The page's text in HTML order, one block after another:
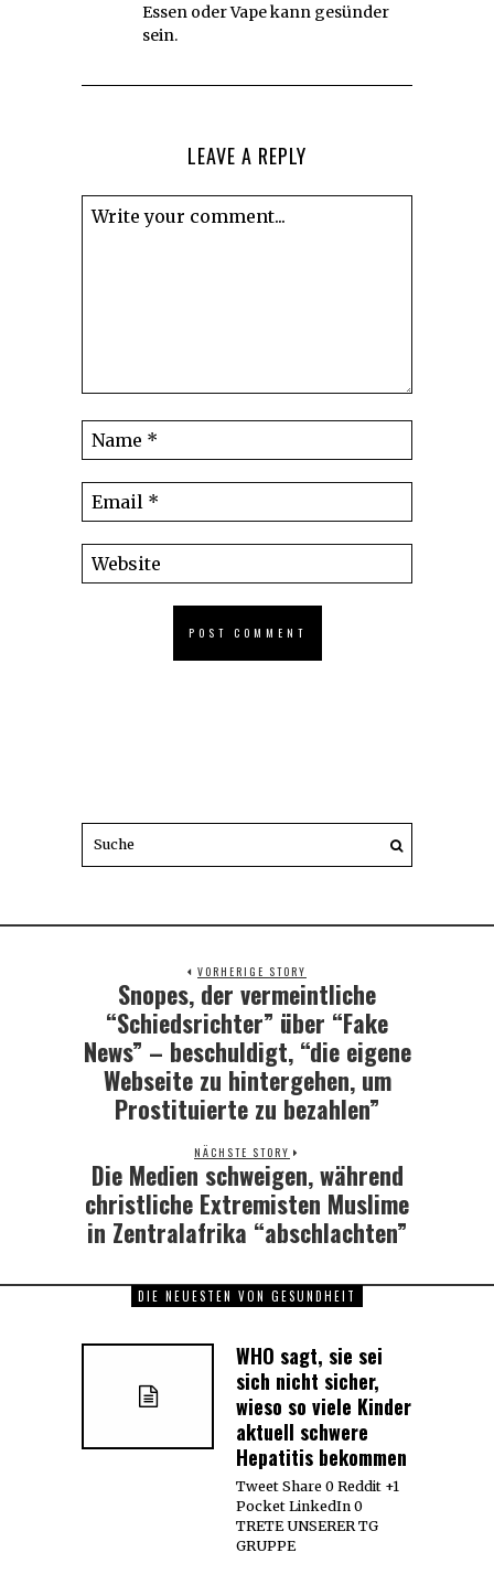
Essen oder Vape kann gesünder
sein.
LEAVE A REPLY
VORHERIGE STORY
Previous
post:
Snopes, der vermeintliche
“Schiedsrichter” über “Fake
News” – beschuldigt, “die eigene
Webseite zu hintergehen, um
Prostituierte zu bezahlen”
NÄCHSTE STORY
Next
post:
Die Medien schweigen, während
christliche Extremisten Muslime
in Zentralafrika “abschlachten”
DIE NEUESTEN VON GESUNDHEIT
WHO sagt, sie sei
sich nicht sicher,
wieso so viele Kinder
aktuell schwere
Hepatitis bekommen
Tweet Share 0 Reddit +1
Pocket LinkedIn 0
TRETE UNSERER TG
GRUPPE